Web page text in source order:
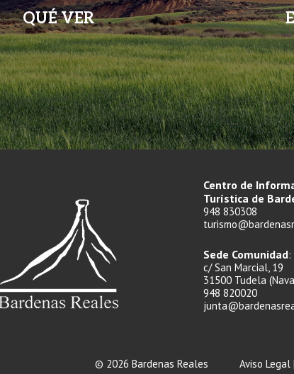
QUÉ VER
Centro de
Turística de
948 830308
Sede Comunidad:
c/ San Marcial, 19
31500 Tudela
948 820020
© 2026 Bardenas Reales Aviso Legal |